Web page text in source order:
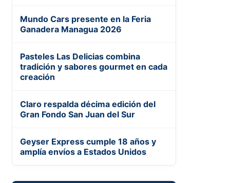
Mundo Cars presente en la Feria
Ganadera Managua 2026
Pasteles Las Delicias combina
tradición y sabores gourmet en cada
creación
Claro respalda décima edición del
Gran Fondo San Juan del Sur
Geyser Express cumple 18 años y
amplía envíos a Estados Unidos